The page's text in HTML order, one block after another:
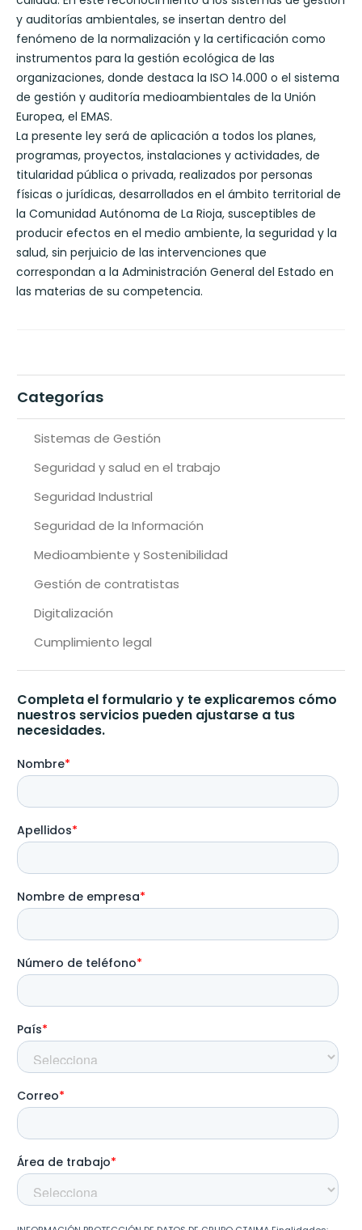
y auditorías ambientales, se insertan dentro del
fenómeno de la normalización y la certificación como
instrumentos para la gestión ecológica de las
organizaciones, donde destaca la ISO 14.000 o el sistema
de gestión y auditoría medioambientales de la Unión
Europea, el EMAS.
La presente ley será de aplicación a todos los planes,
programas, proyectos, instalaciones y actividades, de
titularidad pública o privada, realizados por personas
físicas o jurídicas, desarrollados en el ámbito territorial de
la Comunidad Autónoma de La Rioja, susceptibles de
producir efectos en el medio ambiente, la seguridad y la
salud, sin perjuicio de las intervenciones que
correspondan a la Administración General del Estado en
las materias de su competencia.
Categorías
Sistemas de Gestión
Seguridad y salud en el trabajo
Seguridad Industrial
Seguridad de la Información
Medioambiente y Sostenibilidad
Gestión de contratistas
Digitalización
Cumplimiento legal
Completa el formulario y te explicaremos cómo
nuestros servicios pueden ajustarse a tus
necesidades.